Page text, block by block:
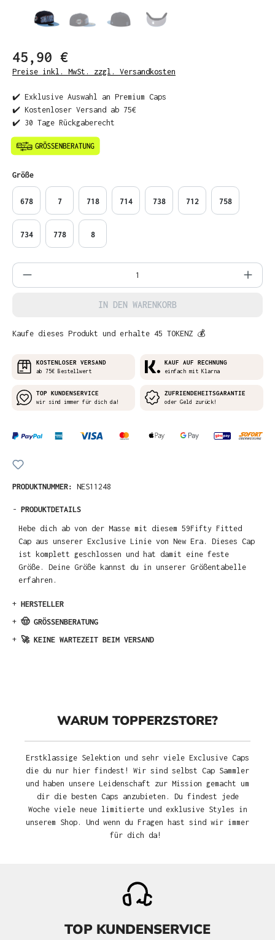
45,90 €
Preise inkl. MwSt. zzgl. Versandkosten
✔️ Exklusive Auswahl an Premium Caps
✔️ Kostenloser Versand ab 75€
✔️ 30 Tage Rückgaberecht
Größeauswählen
678 7 718 714 738 712 758
734 778 8
Produkt Anzahl: Gib den gewünschten
IN DEN WARENKORB
Kaufe dieses Produkt und erhalte 45 TOKENZ 💰
KOSTENLOSER VERSAND
ab 75€ Bestellwert
KAUF AUF RECHNUNG
einfach mit Klarna
TOP KUNDENSERVICE
wir sind immer für dich da!
ZUFRIENDEHEITSGARANTIE
oder Geld zurück!
PRODUKTNUMMER: NES11248
- PRODUKTDETAILS
Hebe dich ab von der Masse mit diesem 59Fifty Fitted
Cap aus unserer Exclusive Linie von New Era. Dieses Cap
ist komplett geschlossen und hat damit eine feste
Größe. Deine Größe kannst du in unserer Größentabelle
erfahren.
+ HERSTELLER
+ 🤠 GRÖSSENBERATUNG
+ 🚀 KEINE WARTEZEIT BEIM VERSAND
WARUM TOPPERZSTORE?
Erstklassige Selektion und sehr viele Exclusive Caps
die du nur hier findest! Wir sind selbst Cap Sammler
und haben unsere Leidenschaft zur Mission gemacht um
dir die besten Caps anzubieten. Du findest jede
Woche viele neue limitierte und exklusive Styles in
unserem Shop. Und wenn du Fragen hast sind wir immer
für dich da!
TOP KUNDENSERVICE